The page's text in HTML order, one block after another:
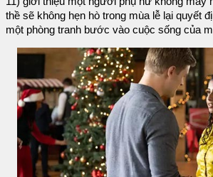
thề sẽ không hẹn hò trong mùa lễ lại quyết
một phòng tranh bước vào cuộc sống của